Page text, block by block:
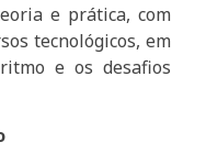
e prática, com
tecnológicos, em
e os desafios